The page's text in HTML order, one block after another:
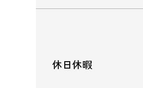
休日休暇